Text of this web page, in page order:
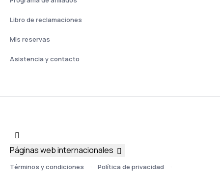
Libro de reclamaciones
Mis reservas
Asistencia y contacto
Términos y condiciones Política de privacidad
Páginas web internacionales